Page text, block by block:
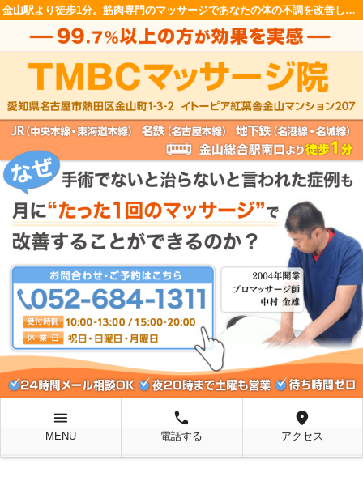
金山駅より徒歩1分。筋肉専門のマッサージであなたの体の不調を改善します！
menu
MENU
local_phone
電話する
location_on
アクセス